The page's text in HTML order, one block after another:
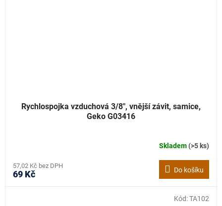
Rychlospojka vzduchová 3/8", vnější závit, samice,
Geko G03416
Skladem(>5 ks)
57,02 Kč bez DPH
69 Kč Do košíku
Kód:TA102